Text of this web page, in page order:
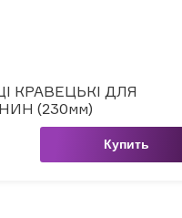
КРАВЕЦЬКІ ДЛЯ
(230мм)
Купить